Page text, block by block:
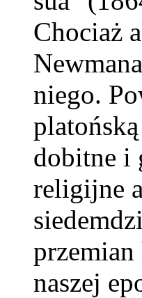
Chociaż
niego.
dobitne i
religijne
naszej